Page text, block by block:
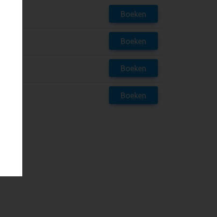
Boeken
Boeken
Boeken
Boeken